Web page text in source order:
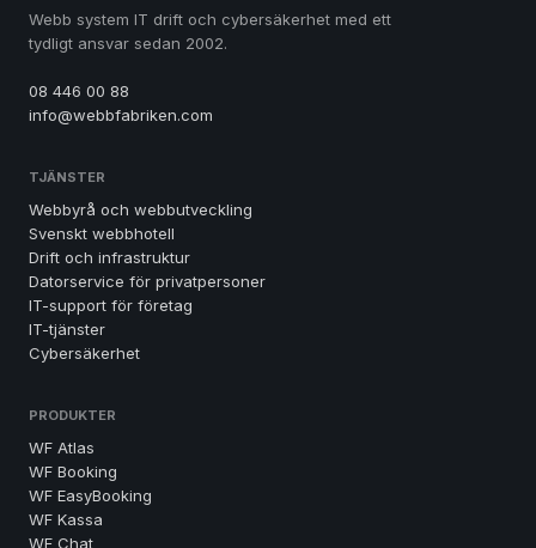
Webb system IT drift och cybersäkerhet med ett
tydligt ansvar sedan 2002.
08 446 00 88
info@webbfabriken.com
TJÄNSTER
Webbyrå och webbutveckling
Svenskt webbhotell
Drift och infrastruktur
Datorservice för privatpersoner
IT-support för företag
IT-tjänster
Cybersäkerhet
PRODUKTER
WF Atlas
WF Booking
WF EasyBooking
WF Kassa
WF Chat